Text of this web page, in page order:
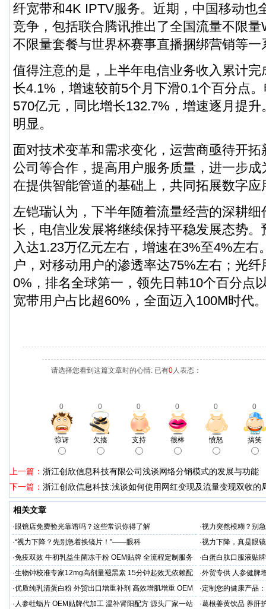
纤宽带和4K IPTV服务。近期，中国移动也
竞争，包括联合腾讯推出了全国流量不限
不限量套餐与世界杯赛事直播捆绑营销等一
值得注意的是，上半年电信业务收入累计
长4.1%，增速较前5个月下滑0.1个百分点
570亿元，同比增长132.7%，增速逐月提升
明显。
面对技术变革和需求变化，运营商亟待开
公司等合作，提高用户服务质量，进一步
在提供智能管道的基础上，共同拓展数字应
左铠瑞认为，下半年随着流量经营的深耕
长，电信业发展将继续保持平稳发展态势
入达1.23万亿元左右，增速在3%至4%左右
户，对移动用户的渗透率达75%左右；光
0%，排名全球第一，领先日韩10个百分点
宽带用户占比超60%，全面迈入100M时代
请选择您看到这篇文章时的心情: 已有0人表态：
0 0 0 0 0 0
惊讶 欠揍 支持 很棒 愤怒 搞笑
上一篇： 浙江创欣信息科技有限公司浅谈网络分销模式的发展与功能
下一篇： 浙江创欣信息科技:浅谈如何使用网红变现及流量变现双收的
相关文章
·眼镜店免费验光靠谱吗？这些常识你得了解 ·视力突然模糊？别
·“视力下降？先别急着换镜片！”——眼科 ·视力下降，真是眼
·免疫双效 牛初乳益生菌冻干粉 OEM贴牌 全流程定制服务 ·白蛋白肽口服液贴
源头厂家
·生物钟校准专家12mg高剂量褪黑素 15分钟起效无依赖配
方‌
·外贸专供 人参健脾
高效营养利用
·优质纯乳清蛋白粉 外贸出口增重补剂 高效增肌增重 OEM
定制
·定制您的健康产品
M出口工厂
· 人参牡蛎片 OEM贴牌代加工 温补肾阳配方 源头厂家一站
·葛根姜黄饮品 养肝